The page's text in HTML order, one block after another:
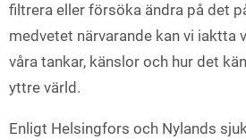
filtrera eller försöka ändra på det
medvetet närvarande kan vi iaktta
våra tankar, känslor och hur det
yttre värld.
Enligt Helsingfors och Nylands